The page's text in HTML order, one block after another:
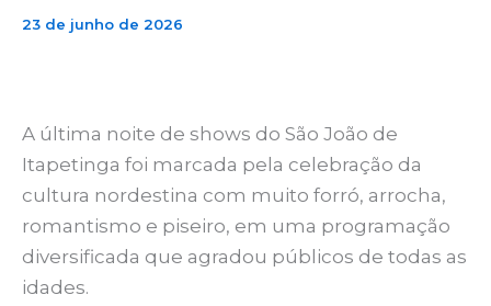
23 de junho de 2026
A última noite de shows do São João de
Itapetinga foi marcada pela celebração da
cultura nordestina com muito forró, arrocha,
romantismo e piseiro, em uma programação
diversificada que agradou públicos de todas as
idades.